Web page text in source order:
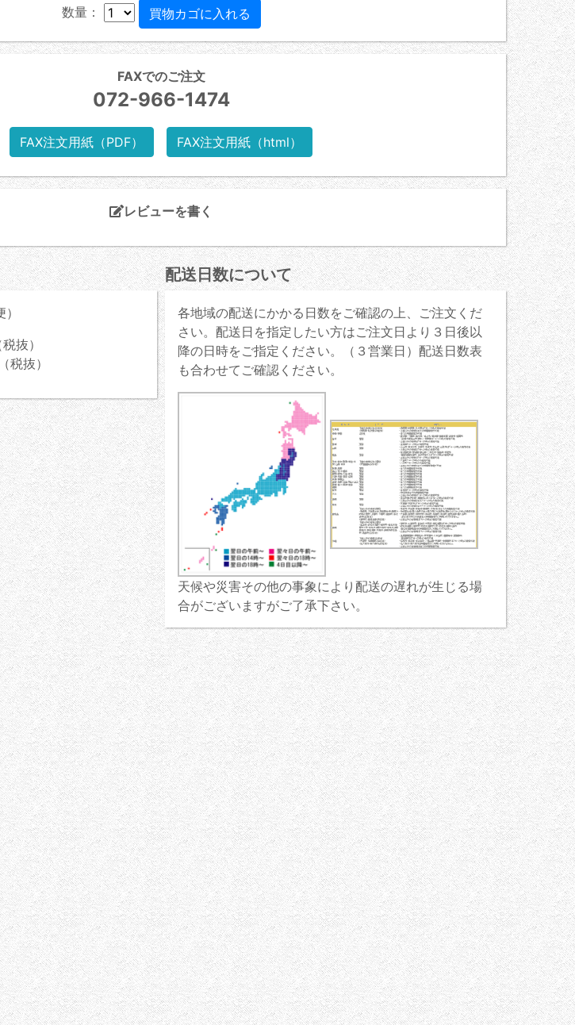
数量：
FAXでのご注文
072-966-1474
FAX注文用紙（PDF） FAX注文用紙（html）
レビューを書く
抜）
抜）
配送日数について
各地域の配送にかかる日数をご確認の上、ご注文くだ
さい。配送日を指定したい方はご注文日より３日後以
降の日時をご指定ください。（３営業日）配送日数表
も合わせてご確認ください。
天候や災害その他の事象により配送の遅れが生じる場
合がございますがご了承下さい。